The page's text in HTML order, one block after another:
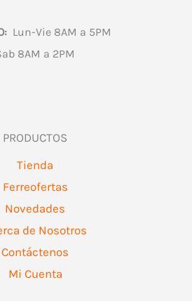
Lun-Vie 8AM a 5PM
8AM a 2PM
PRODUCTOS
Tienda
Ferreofertas
Novedades
de Nosotros
Contáctenos
Mi Cuenta